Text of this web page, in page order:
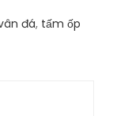
đá, tấm ốp